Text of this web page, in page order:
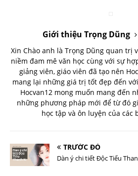
Giới thiệu Trọng Dũng
Xin Chào anh là Trọng Dũng quan trị
niềm đam mê văn học cùng với sự
giảng viên, giáo viên đã tạo nên
mang lại những giá trị tốt đẹp đến
Hocvan12 mong muốn mang đến
những phương pháp mới để từ đó
học tập và ôn luyện của các
TRƯỚC ĐÓ
Dàn ý chi tiết Độc Tiểu